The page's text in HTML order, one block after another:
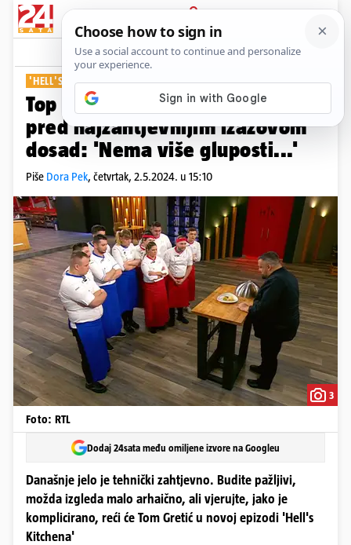
PRIJAVA
Show Komentari
'HELL'S KITCHEN'
Top deset kandidata naći će se
pred najzahtjevnijim izazovom
dosad: 'Nema više gluposti...'
Piše Dora Pek, četvrtak, 2.5.2024. u 15:10
3
Foto: RTL
Dodaj 24sata među omiljene izvore na Googleu
Današnje jelo je tehnički zahtjevno. Budite pažljivi,
možda izgleda malo arhaično, ali vjerujte, jako je
komplicirano, reći će Tom Gretić u novoj epizodi 'Hell's
Kitchena'